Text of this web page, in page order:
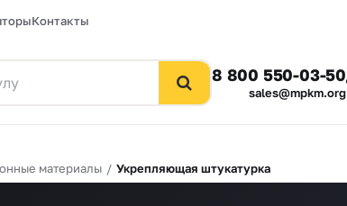
Контакты
8 800 550-03-50
sales@mpkm.org
материалы / Укрепляющая штукатурка